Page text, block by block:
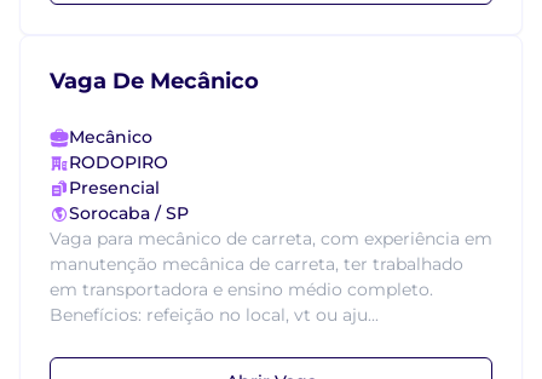
Vaga De Mecânico
Mecânico
RODOPIRO
Presencial
Sorocaba / SP
Vaga para mecânico de carreta, com experiência em
manutenção mecânica de carreta, ter trabalhado
em transportadora e ensino médio completo.
Benefícios: refeição no local, vt ou aju...